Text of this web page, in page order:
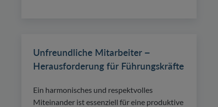
Unfreundliche Mitarbeiter −
Herausforderung für Führungskräfte
Ein harmonisches und respektvolles
Miteinander ist essenziell für eine produktive